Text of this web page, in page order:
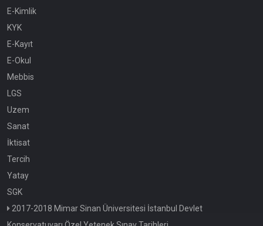
E-Kimlik
KYK
E-Kayıt
E-Okul
Mebbis
LGS
Uzem
Sanat
İktisat
Tercih
Yatay
SGK
2017-2018 Mimar Sinan Üniversitesi İstanbul Devlet